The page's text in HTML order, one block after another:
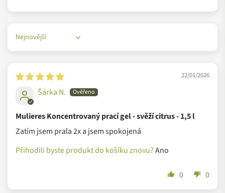
Sort by
22/01/2026
Šárka N.
Mulieres Koncentrovaný prací gel - svěží citrus - 1,5 l
Zatím jsem prala 2x a jsem spokojená
Přihodili byste produkt do košíku znovu?Ano
0 0